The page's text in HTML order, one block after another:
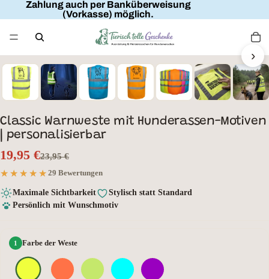
Zahlung auch per Banküberweisung
(Vorkasse) möglich.
Wunschtext ›
Classic Warnweste mit Hunderassen-Motiven
| personalisierbar
19,95 €23,95 €
★★★★★
★★★★★ 29 Bewertungen
Maximale Sichtbarkeit
Stylisch statt Standard
Persönlich mit Wunschmotiv
Farbe der Weste